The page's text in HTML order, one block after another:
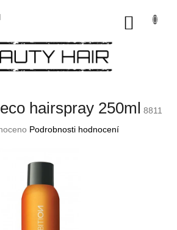
hairspray 250ml 8811
Podrobnosti hodnocení